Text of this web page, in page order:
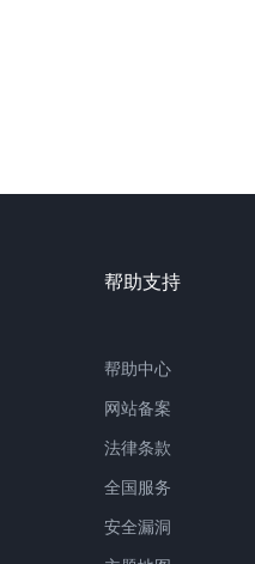
帮助支持
帮助中心
网站备案
法律条款
全国服务
安全漏洞